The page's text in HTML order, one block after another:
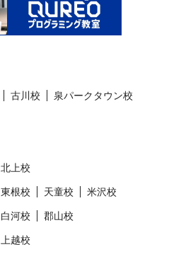
古川校 泉パークタウン校
北上校
東根校 天童校 米沢校
白河校 郡山校
上越校